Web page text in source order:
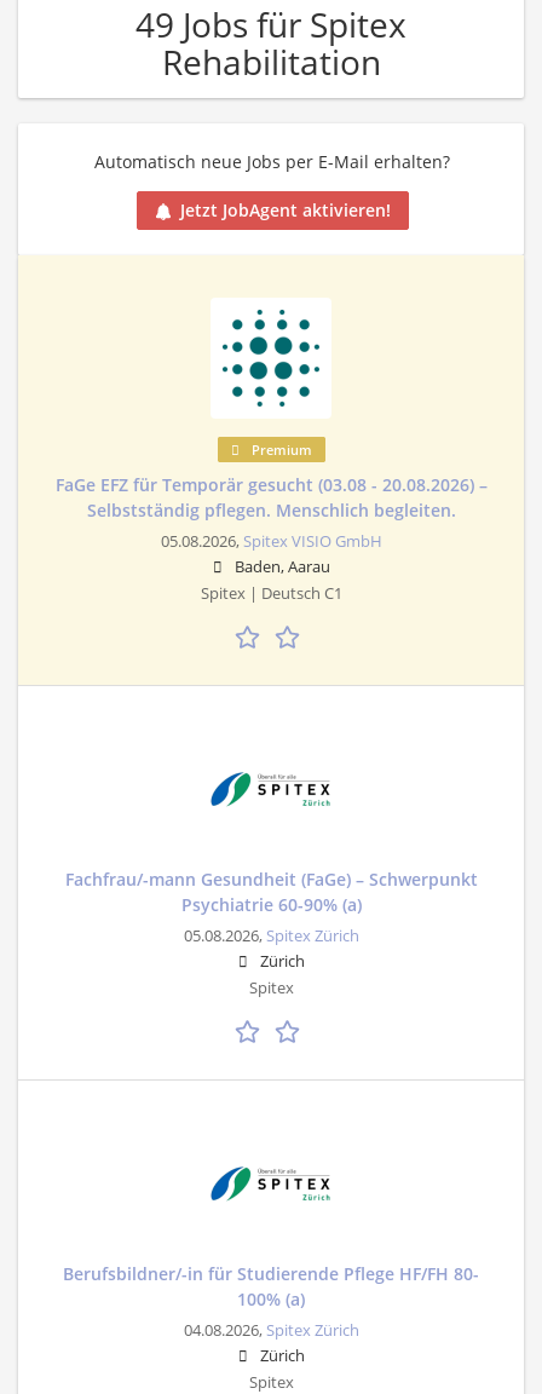
49 Jobs für Spitex
Rehabilitation
Automatisch neue Jobs per E-Mail erhalten?
Jetzt JobAgent aktivieren!
Premium
FaGe EFZ für Temporär gesucht (03.08 - 20.08.2026) –
Selbstständig pflegen. Menschlich begleiten.
05.08.2026, Spitex VISIO GmbH
Baden, Aarau
Spitex | Deutsch C1
Fachfrau/-mann Gesundheit (FaGe) – Schwerpunkt
Psychiatrie 60-90% (a)
05.08.2026, Spitex Zürich
Zürich
Spitex
Berufsbildner/-in für Studierende Pflege HF/FH 80-
100% (a)
04.08.2026, Spitex Zürich
Zürich
Spitex